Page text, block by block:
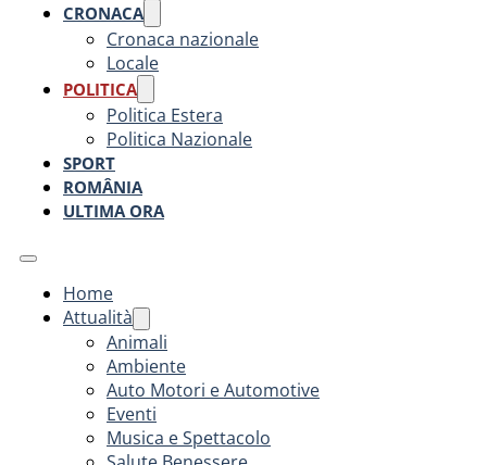
CRONACA
Cronaca nazionale
Locale
POLITICA
Politica Estera
Politica Nazionale
SPORT
ROMÂNIA
ULTIMA ORA
Home
Attualità
Animali
Ambiente
Auto Motori e Automotive
Eventi
Musica e Spettacolo